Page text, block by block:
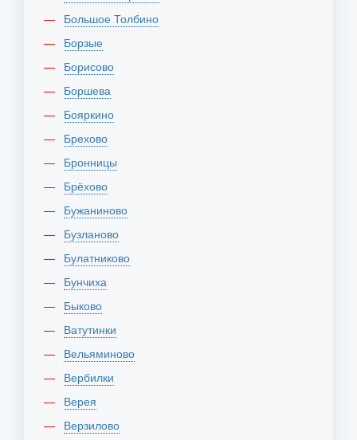
Большое Толбино
Борзые
Борисово
Боршева
Бояркино
Брехово
Бронницы
Брёхово
Бужаниново
Бузланово
Булатниково
Бунчиха
Быково
Ватутинки
Вельяминово
Вербилки
Верея
Верзилово